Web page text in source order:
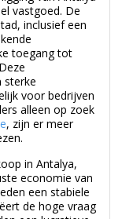
inclusief een
toegang tot
sterke
voor bedrijven
alleen op zoek
, zijn er meer
in Antalya,
economie van
een stabiele
de hoge vraag
een lucratieve
bent een winkel